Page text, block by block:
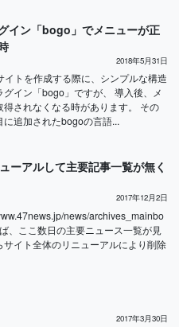
イン「bogo」でメニューが正
2018年5月31日
トを作成する際に、シンプルな構造
イン「bogo」ですが、 導入後、メ
得されなくなる時があります。 その
追加されたbogoの言語...
ーアルして主要記事一覧が無く
2017年12月2日
news/archives_mainbo
、ここ数日の主要ニュース一覧が見
サイト全体のリニューアルにより削除
2017年3月30日